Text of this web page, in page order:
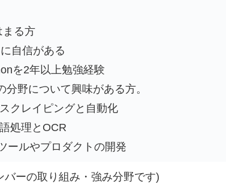
まる方
自信がある
を2年以上勉強経験
野について興味がある方。
クレイピングと自動化
処理とOCR
ールやプロダクトの開発
バーの取り組み・強み分野です)